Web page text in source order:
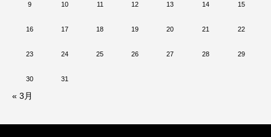
9 10 11 12 13 14 15
16 17 18 19 20 21 22
23 24 25 26 27 28 29
30 31
« 3月